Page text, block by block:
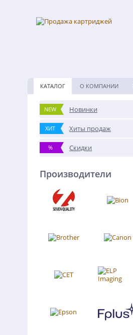
КАТАЛОГ О КОМПАНИИ
NEW Новинки
ХИТ Хиты продаж
% Скидки
Производители